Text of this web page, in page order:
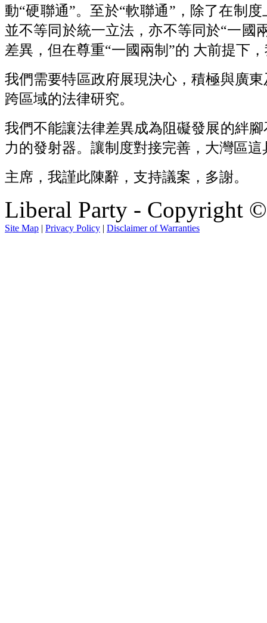
動“硬聯通”。至於“軟聯通”，除了在制
並不等同於統一立法，亦不等同於“一國
差異，但在尊重“一國兩制”的 大前提下
我們需要特區政府展現決心，積極與廣
跨區域的法律研究。
我們不能讓法律差異成為阻礙發展的絆
力的發射器。讓制度對接完善，大灣區
主席，我謹此陳辭，支持議案，多謝。
Liberal Party - Copyright
Site Map | Privacy Policy | Disclaimer of Warranties